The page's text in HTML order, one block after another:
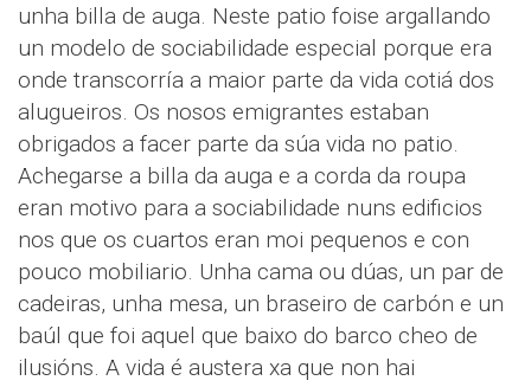
unha billa de auga. Neste patio foise argallando
un modelo de sociabilidade especial porque era
onde transcorría a maior parte da vida cotiá dos
alugueiros. Os nosos emigrantes estaban
obrigados a facer parte da súa vida no patio.
Achegarse a billa da auga e a corda da roupa
eran motivo para a sociabilidade nuns edificios
nos que os cuartos eran moi pequenos e con
pouco mobiliario. Unha cama ou dúas, un par de
cadeiras, unha mesa, un braseiro de carbón e un
baúl que foi aquel que baixo do barco cheo de
ilusións. A vida é austera xa que non hai